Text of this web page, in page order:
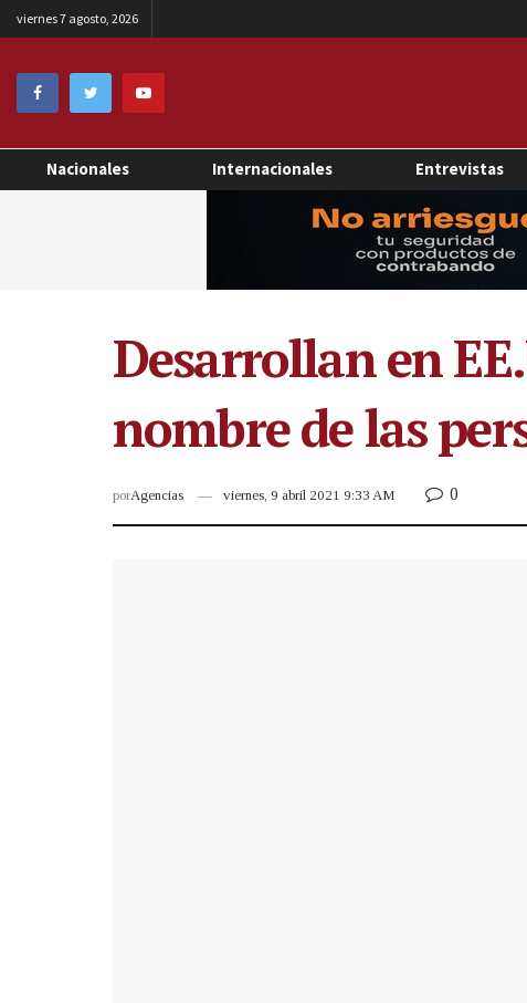
viernes 7 agosto, 2026
Nacionales Internacionales Entrevistas
Desarrollan en
nombre de las
porAgencias viernes, 9 abril 2021 9:33 AM 0